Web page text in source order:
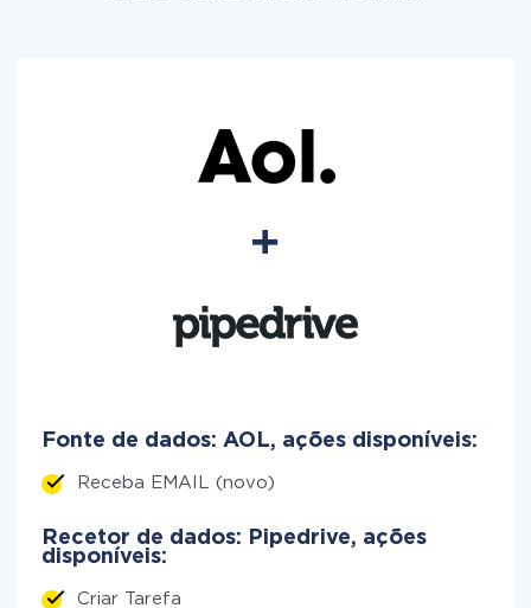
Fonte de dados: AOL, ações disponíveis:
Receba EMAIL (novo)
Recetor de dados: Pipedrive, ações
disponíveis:
Criar Tarefa